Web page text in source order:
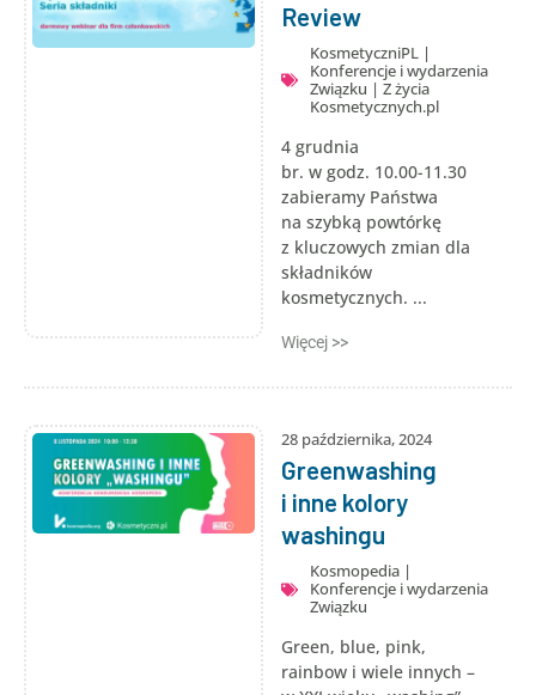
Review
KosmetyczniPL|
Konferencje i wydarzenia
Związku | Z życia
Kosmetycznych.pl
4 grudnia
br. w godz. 10.00-11.30
zabieramy Państwa
na szybką powtórkę
z kluczowych zmian dla
składników
kosmetycznych. ...
Więcej >>
28 października, 2024
Greenwashing
i inne kolory
washingu
Kosmopedia|
Konferencje i wydarzenia
Związku
Green, blue, pink,
rainbow i wiele innych –